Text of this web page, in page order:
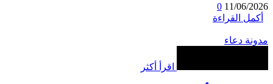
11/06/2026
0
أكمل القراءة
مدونة دعاء
اقرأ أكثر